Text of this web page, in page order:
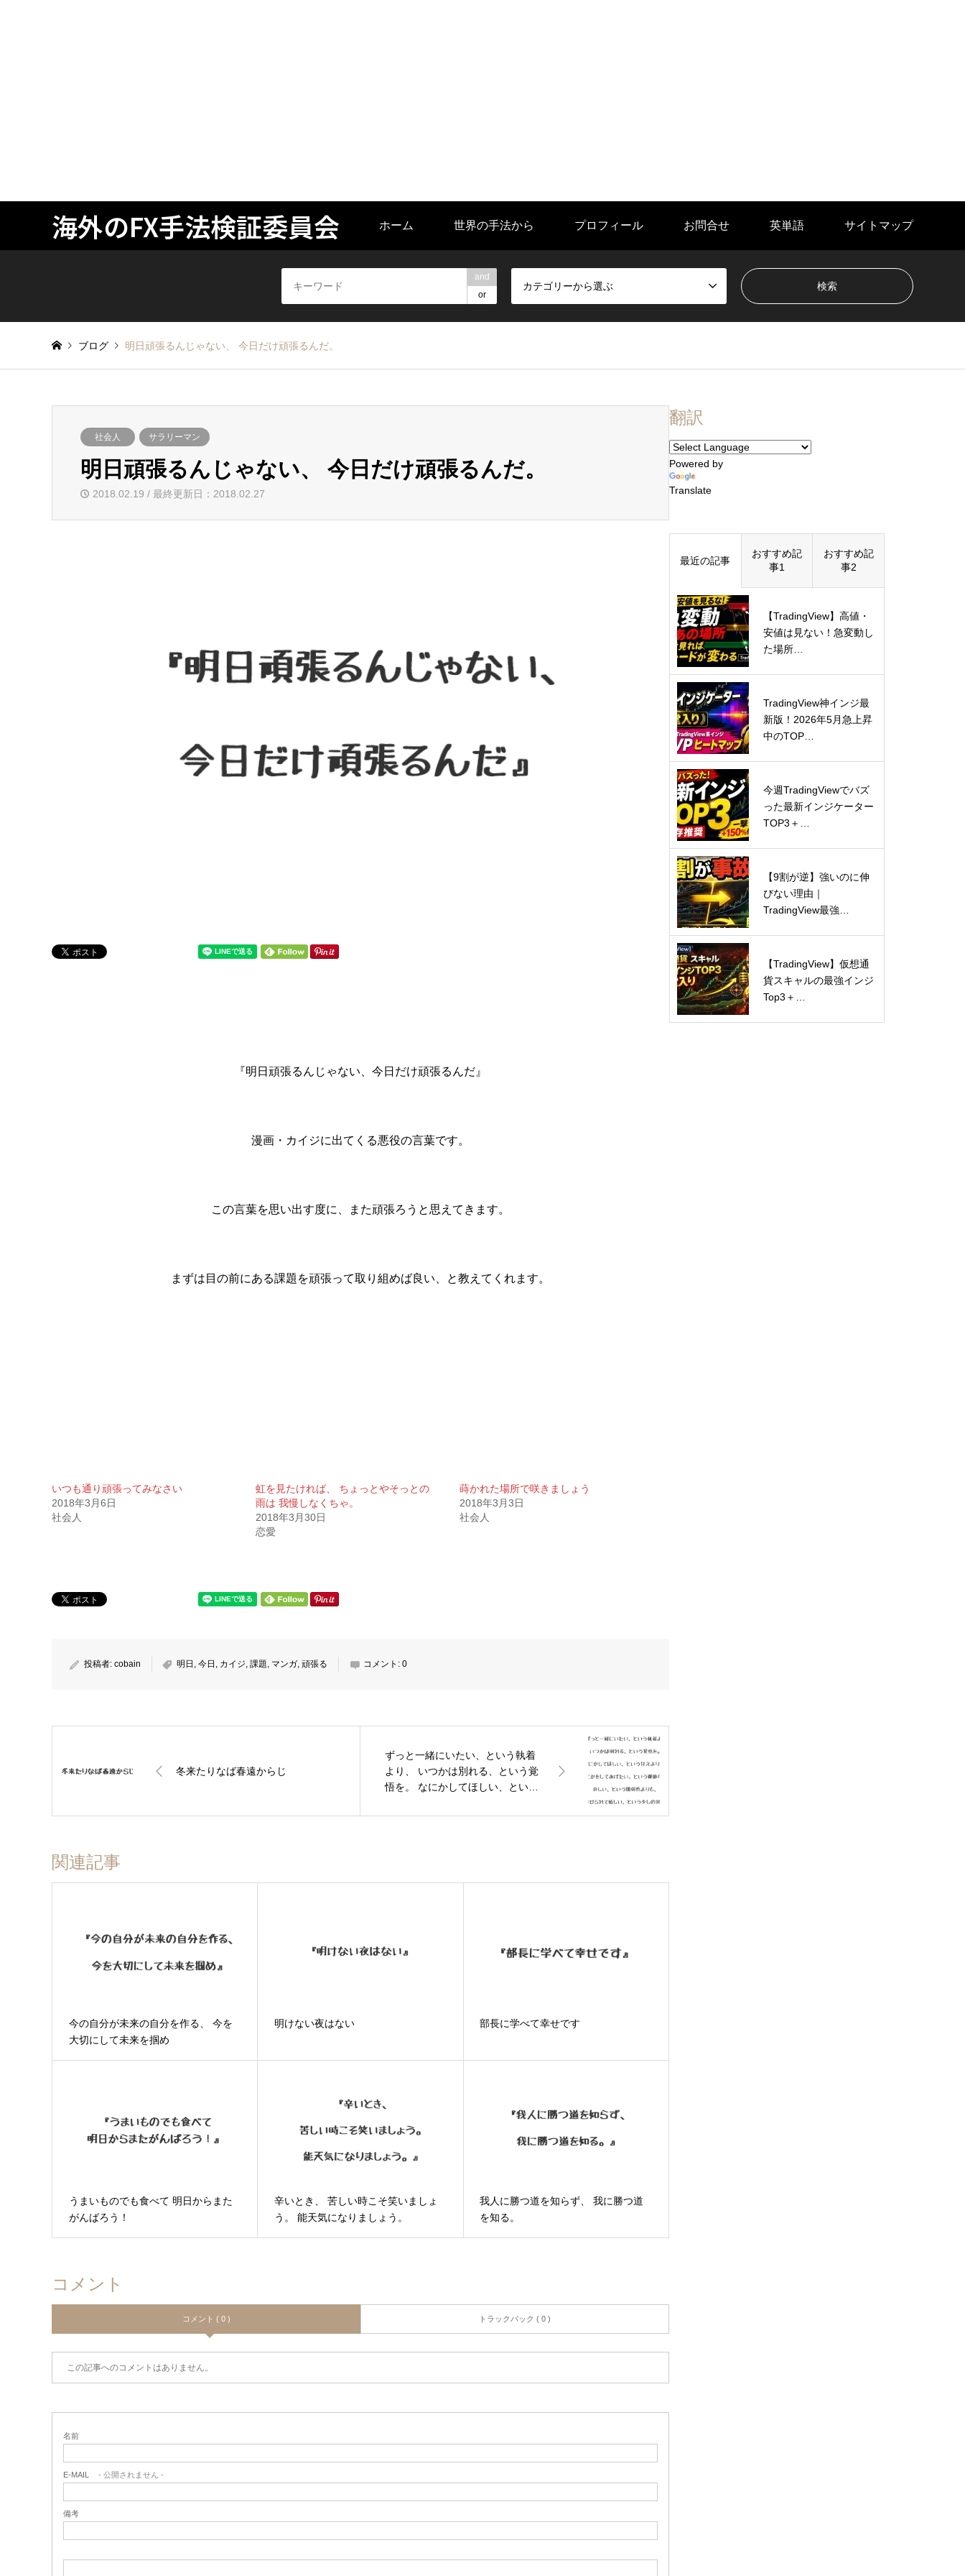
海外のFX手法検証委員会 ホーム 世界の手法から プロフィール お問合せ 英単語 サイトマップ
and
or
カテゴリーから選ぶ
ブログ 明日頑張るんじゃない、 今日だけ頑張るんだ。
社会人 サラリーマン
明日頑張るんじゃない、 今日だけ頑張るんだ。
2018.02.19 / 最終更新日：2018.02.27
『明日頑張るんじゃない、今日だけ頑張るんだ』
漫画・カイジに出てくる悪役の言葉です。
この言葉を思い出す度に、また頑張ろうと思えてきます。
まずは目の前にある課題を頑張って取り組めば良い、と教えてくれます。
いつも通り頑張ってみなさい
2018年3月6日
社会人
虹を見たければ、 ちょっとやそっとの
雨は 我慢しなくちゃ。
2018年3月30日
恋愛
蒔かれた場所で咲きましょう
2018年3月3日
社会人
投稿者: cobain 明日 , 今日 , カイジ, 課題, マンガ, 頑張る コメント: 0
冬来たりなば春遠からじ
ずっと一緒にいたい、という執着
より、 いつかは別れる、という覚
悟を。 なにかしてほしい、という
い、という御節介を。 哀しい、と
関連記事
今の自分が未来の自分を作る、 今を
大切にして未来を掴め
明けない夜はない 部長に学べて幸せです
うまいものでも食べて 明日からまた
がんばろう！
辛いとき、 苦しい時こそ笑いましょ
う。 能天気になりましょう。
我人に勝つ道を知らず、 我に勝つ道
を知る。
コメント
コメント ( 0 ) トラックバック ( 0 )
この記事へのコメントはありません。
名前
E-MAIL - 公開されません -
備考
翻訳
Powered by
Translate
最近の記事
おすすめ記
事1
おすすめ記
事2
【TradingView】高値・
安値は見ない！急変動し
た場所…
TradingView神インジ最
新版！2026年5月急上昇
中のTOP…
今週TradingViewでバズ
った最新インジケーター
TOP3＋…
【9割が逆】強いのに伸
びない理由｜
TradingView最強…
【TradingView】仮想通
貨スキャルの最強インジ
Top3＋…